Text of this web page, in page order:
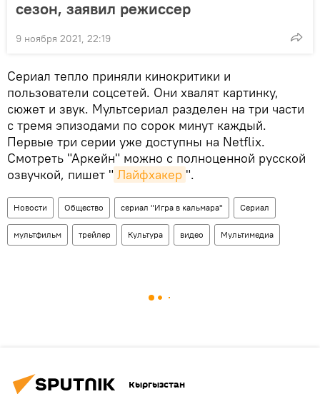
сезон, заявил режиссер
9 ноября 2021, 22:19
Сериал тепло приняли кинокритики и
пользователи соцсетей. Они хвалят картинку,
сюжет и звук. Мультсериал разделен на три части
с тремя эпизодами по сорок минут каждый.
Первые три серии уже доступны на Netflix.
Смотреть "Аркейн" можно с полноценной русской
озвучкой, пишет " Лайфхакер ".
Новости Общество сериал "Игра в кальмара" Сериал
мультфильм трейлер Культура видео Мультимедиа
Кыргызстан